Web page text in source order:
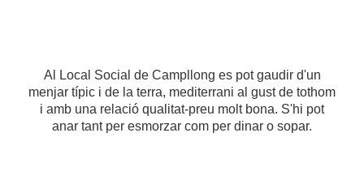
Al Local Social de Campllong es pot gaudir d'un
menjar típic i de la terra, mediterrani al gust de tothom
i amb una relació qualitat-preu molt bona. S'hi pot
anar tant per esmorzar com per dinar o sopar.